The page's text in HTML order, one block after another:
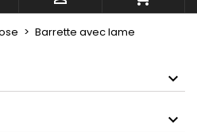
Barrette avec lame